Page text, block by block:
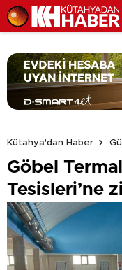
Kütahya'dan Haber
Göbel Termal
Tesisleri’ne